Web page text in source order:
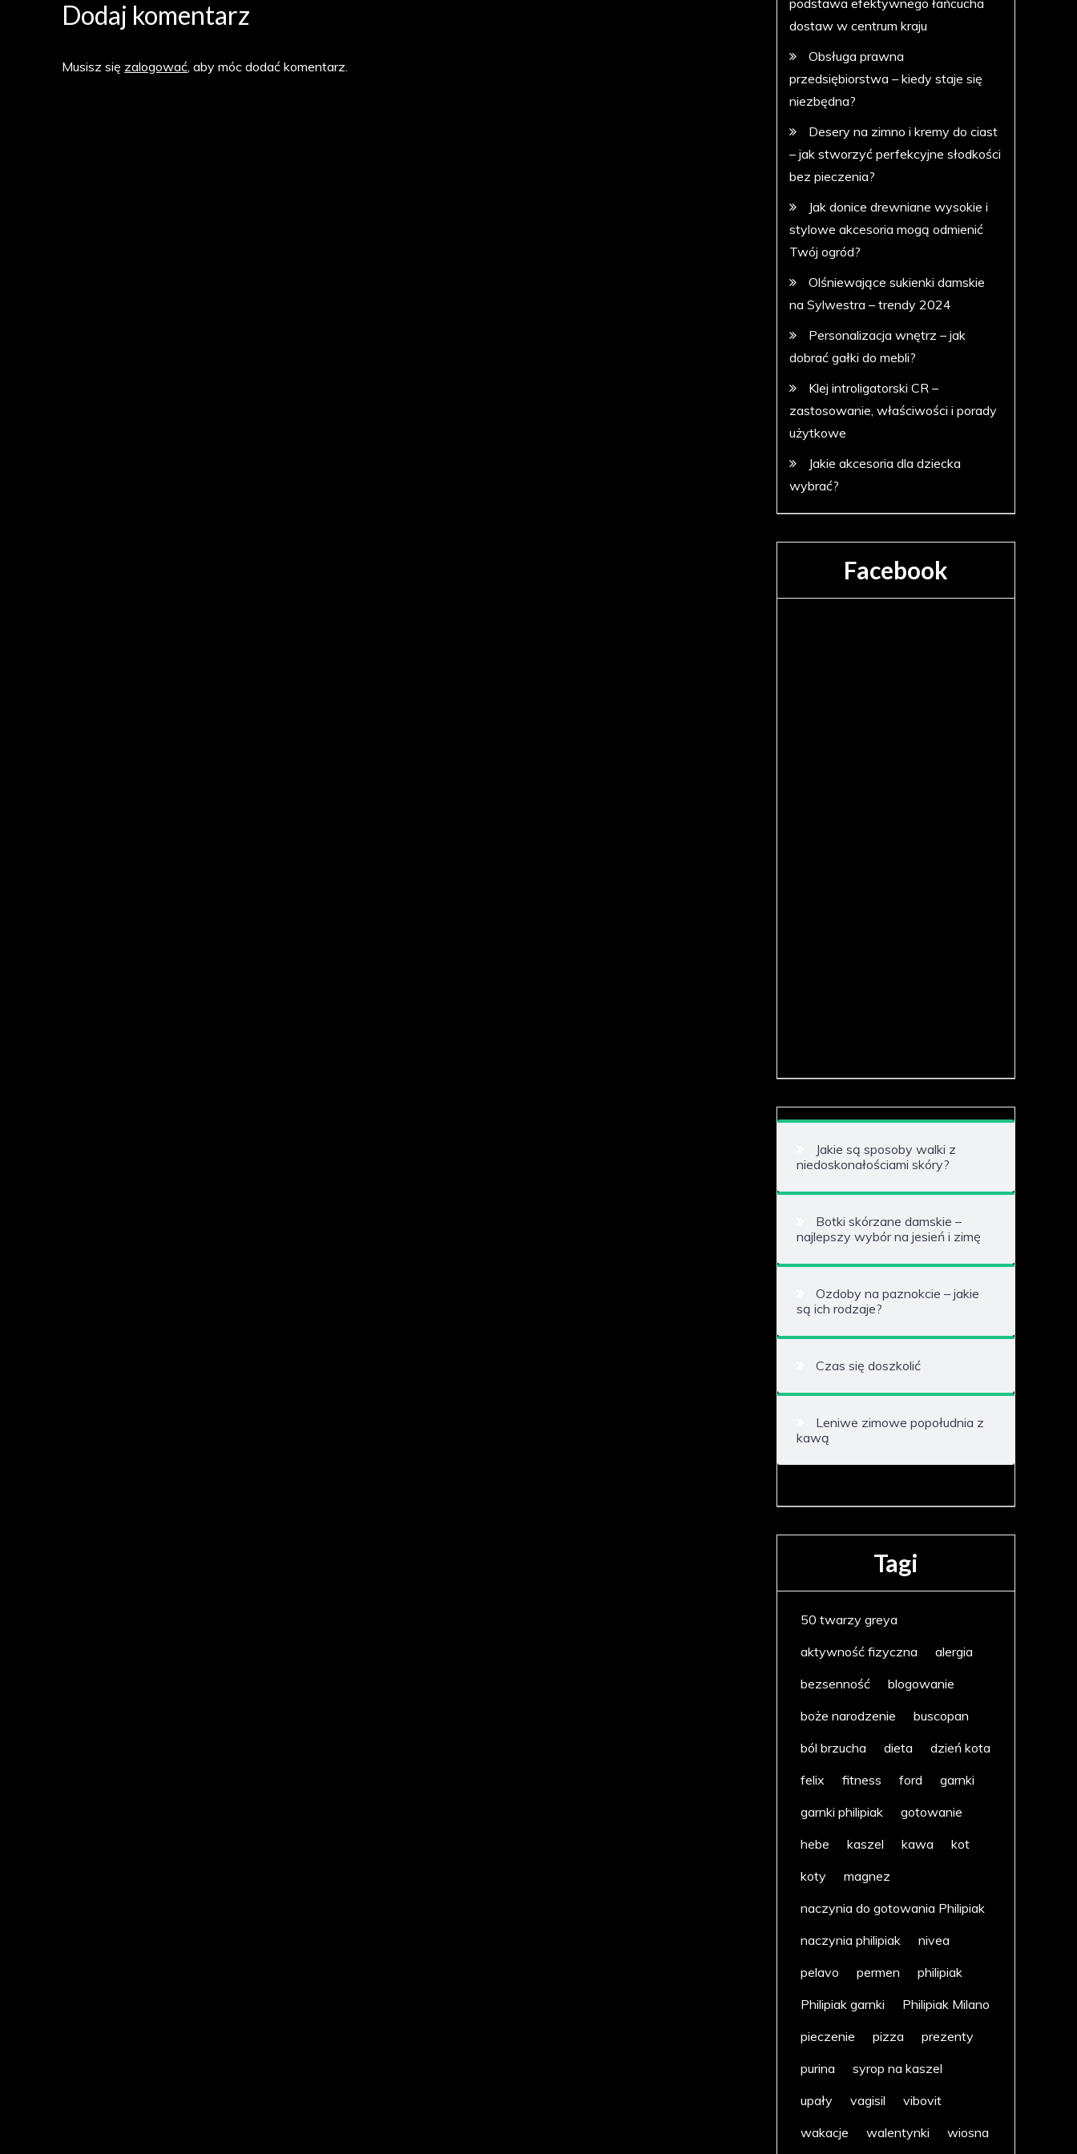
Dodaj komentarz
Musisz się zalogować, aby móc dodać komentarz.
podstawa efektywnego łańcucha
dostaw w centrum kraju
Obsługa prawna
przedsiębiorstwa – kiedy staje się
niezbędna?
Desery na zimno i kremy do ciast
– jak stworzyć perfekcyjne słodkości
bez pieczenia?
Jak donice drewniane wysokie i
stylowe akcesoria mogą odmienić
Twój ogród?
Olśniewające sukienki damskie
na Sylwestra – trendy 2024
Personalizacja wnętrz – jak
dobrać gałki do mebli?
Klej introligatorski CR –
zastosowanie, właściwości i porady
użytkowe
Jakie akcesoria dla dziecka
wybrać?
Facebook
Jakie są sposoby walki z
niedoskonałościami skóry?
Botki skórzane damskie –
najlepszy wybór na jesień i zimę
Ozdoby na paznokcie – jakie
są ich rodzaje?
Czas się doszkolić
Leniwe zimowe popołudnia z
kawą
Tagi
50 twarzy greya
aktywność fizyczna
alergia
bezsenność
blogowanie
boże narodzenie
buscopan
ból brzucha
dieta
dzień kota
felix
fitness ford
garnki
garnki philipiak
gotowanie
hebe
kaszel kawa
kot
koty
magnez
naczynia do gotowania Philipiak
naczynia philipiak
nivea
pelavo
permen
philipiak
Philipiak garnki
Philipiak Milano
pieczenie
pizza
prezenty
purina
syrop na kaszel
upały
vagisil
vibovit
wakacje
walentynki wiosna